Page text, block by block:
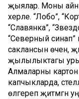
җыялар. Моны
хәерле. “Лобо”,
“Славянка”,
“Северный синап”
саклансын өчен,
җылылыктагы
Алмаларны картон
капчыкларда,
өлгереп җитмәгән